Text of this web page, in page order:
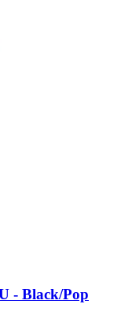
-​ Black/Pop